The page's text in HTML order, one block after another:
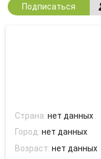
Подписаться
Страна:нет данных
Город:нет данных
Возраст:нет данных